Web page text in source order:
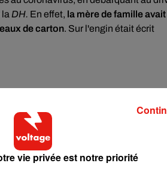
la DH. En effet, la mère de famille avait
de carton. Sur l'engin était écrit
vie privée est notre priorité